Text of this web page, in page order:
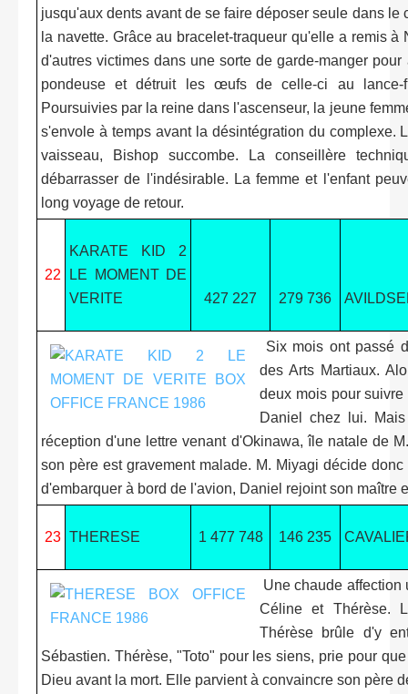
jusqu'aux dents avant de se faire déposer seule dans
la navette. Grâce au bracelet-traqueur qu'elle a remis
d'autres victimes dans une sorte de garde-manger
pondeuse et détruit les œufs de celle-ci au lance-
Poursuivies par la reine dans l'ascenseur, la jeune
s'envole à temps avant la désintégration du complexe.
vaisseau, Bishop succombe. La conseillère
débarrasser de l'indésirable. La femme et l'enfant
long voyage de retour.
22
KARATE KID 2
LE MOMENT DE
VERITE
427 227 279 736
Six mois ont passé
des Arts Martiaux.
deux mois pour
Daniel chez lui.
réception d'une lettre venant d'Okinawa, île natale de
son père est gravement malade. M. Miyagi décide
d'embarquer à bord de l'avion, Daniel rejoint son maître
23 THERESE 1 477 748 146 235
Une chaude affection
Céline et Thérèse.
Thérèse brûle d'y
Sébastien. Thérèse, "Toto" pour les siens, prie pour
Dieu avant la mort. Elle parvient à convaincre son père